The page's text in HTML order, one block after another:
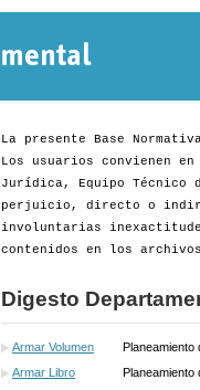
La presente Base
Los usuarios convienen
Jurídica, Equipo Técnico
perjuicio, directo o
involuntarias
contenidos en los
Digesto
Armar Volumen
Planeamiento
Armar Libro
Planeamiento